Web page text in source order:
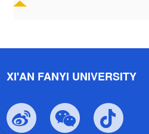
XI'AN FANYI UNIVERSITY